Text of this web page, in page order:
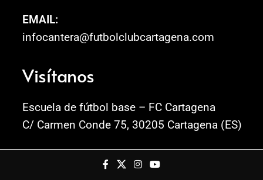
EMAIL:
infocantera@futbolclubcartagena.com
Visítanos
Escuela de fútbol base – FC Cartagena
C/ Carmen Conde 75, 30205 Cartagena (ES)